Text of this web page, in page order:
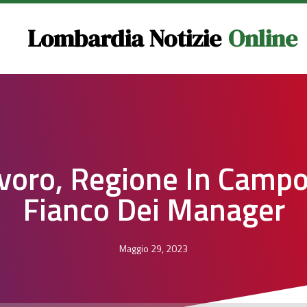
Lombardia Notizie Online
Regione In
Fianco Dei Manager
Maggio 29, 2023